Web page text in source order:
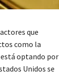
que
como la
optando por
Unidos se